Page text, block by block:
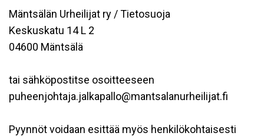
Mäntsälän Urheilijat ry / Tietosuoja
Keskuskatu 14 L 2
04600 Mäntsälä
tai sähköpostitse osoitteeseen
puheenjohtaja.jalkapallo@mantsalanurheilijat.fi
Pyynnöt voidaan esittää myös henkilökohtaisesti